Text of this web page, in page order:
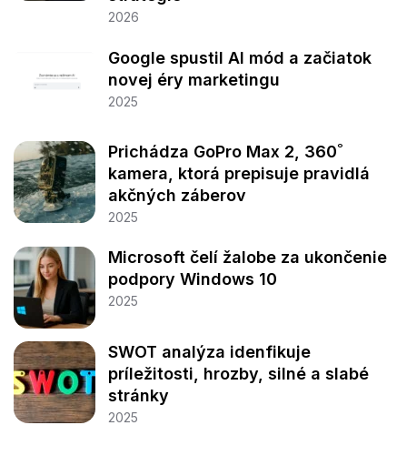
2026
Google spustil AI mód a začiatok
novej éry marketingu
2025
Prichádza GoPro Max 2, 360˚
kamera, ktorá prepisuje pravidlá
akčných záberov
2025
Microsoft čelí žalobe za ukončenie
podpory Windows 10
2025
SWOT analýza idenfikuje
príležitosti, hrozby, silné a slabé
stránky
2025